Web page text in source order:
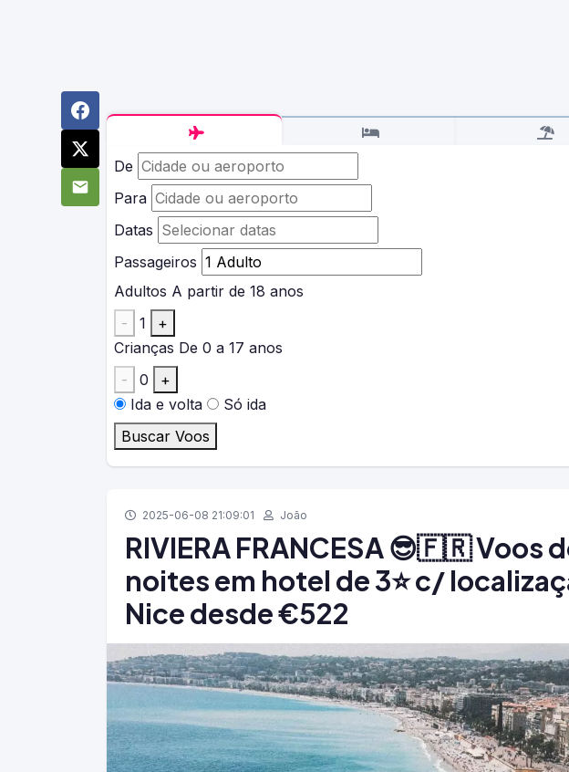
De
Para
Datas
Passageiros
Adultos A partir de 18 anos
-
1
+
Crianças De 0 a 17 anos
-
0
+
Ida e volta
Só ida
Buscar Voos
2025-06-08 21:09:01 João
RIVIERA FRANCESA 😎🇫🇷 Voos
noites em hotel de 3⭐ c/
Nice desde €522